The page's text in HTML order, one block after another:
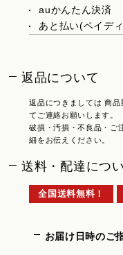
auかんたん決済
あと払い(ペイデ
返品について
返品につきましては 商
てご連絡お願いします。
破損・汚損・不良品・ご
細をお伝えください。
送料・配達につ
全国送料無料！
お届け日時のご